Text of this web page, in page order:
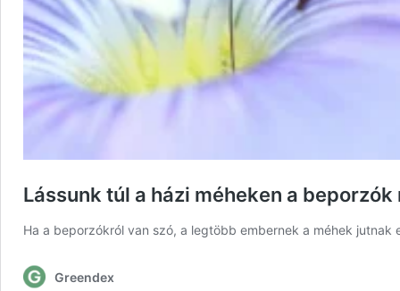
Lássunk túl a házi méheken a beporzók
Ha a beporzókról van szó, a legtöbb embernek a méhek
Greendex